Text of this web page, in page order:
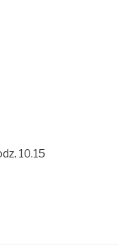
10.15